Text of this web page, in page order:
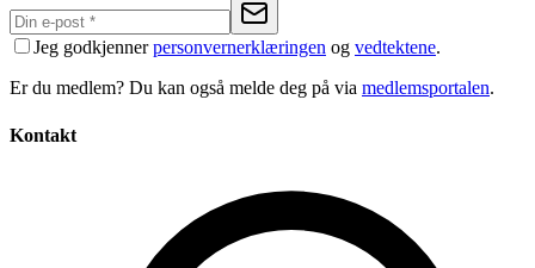
Jeg godkjenner personvernerklæringen og vedtektene.
Er du medlem? Du kan også melde deg på via medlemsportalen.
Kontakt